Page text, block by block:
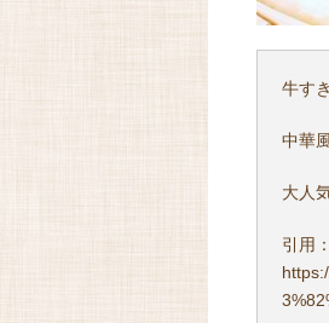
牛す
中華
大人
引用：